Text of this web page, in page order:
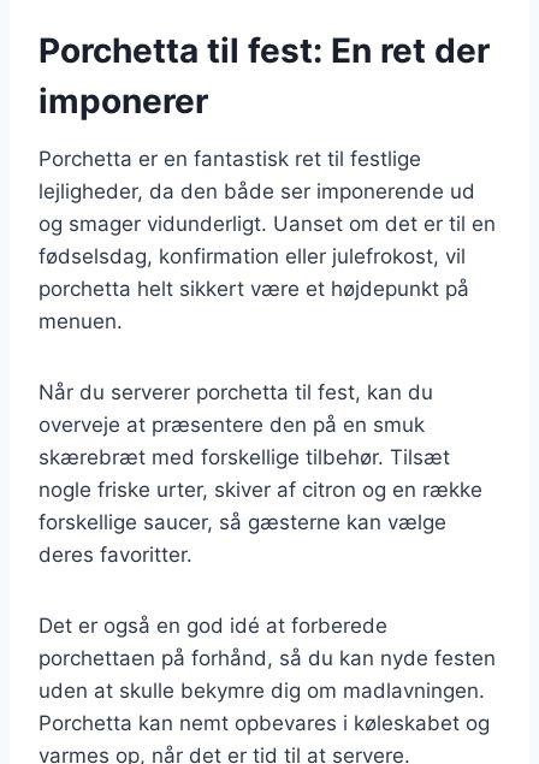
Porchetta til fest: En ret der
imponerer
Porchetta er en fantastisk ret til festlige
lejligheder, da den både ser imponerende ud
og smager vidunderligt. Uanset om det er til en
fødselsdag, konfirmation eller julefrokost, vil
porchetta helt sikkert være et højdepunkt på
menuen.
Når du serverer porchetta til fest, kan du
overveje at præsentere den på en smuk
skærebræt med forskellige tilbehør. Tilsæt
nogle friske urter, skiver af citron og en række
forskellige saucer, så gæsterne kan vælge
deres favoritter.
Det er også en god idé at forberede
porchettaen på forhånd, så du kan nyde festen
uden at skulle bekymre dig om madlavningen.
Porchetta kan nemt opbevares i køleskabet og
varmes op, når det er tid til at servere.